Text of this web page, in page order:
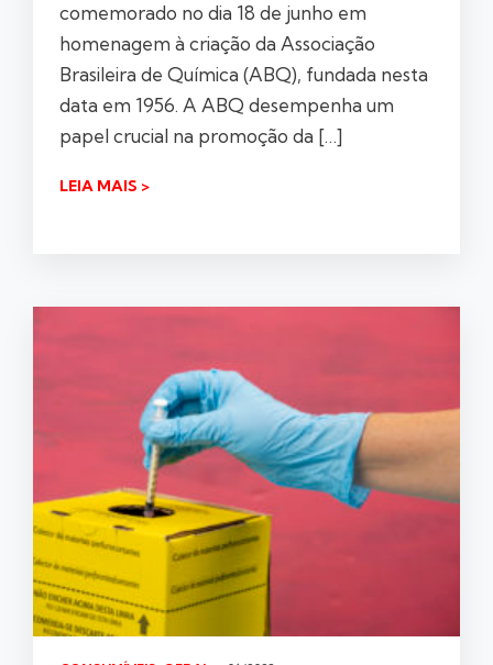
comemorado no dia 18 de junho em
homenagem à criação da Associação
Brasileira de Química (ABQ), fundada nesta
data em 1956. A ABQ desempenha um
papel crucial na promoção da […]
LEIA MAIS >